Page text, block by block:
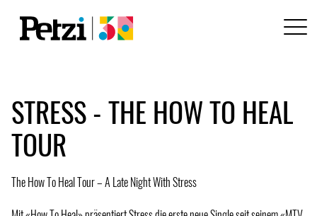
STRESS - THE HOW TO HEAL
TOUR
The How To Heal Tour – A Late Night With Stress